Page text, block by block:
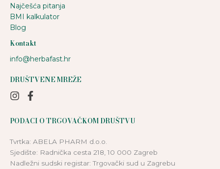
Najčešća pitanja
BMI kalkulator
Blog
Kontakt
info@herbafast.hr
DRUŠTVENE MREŽE
PODACI O TRGOVAČKOM DRUŠTVU
Tvrtka: ABELA PHARM d.o.o.
Sjedište: Radnička cesta 218, 10 000 Zagreb
Nadležni sudski registar: Trgovački sud u Zagrebu